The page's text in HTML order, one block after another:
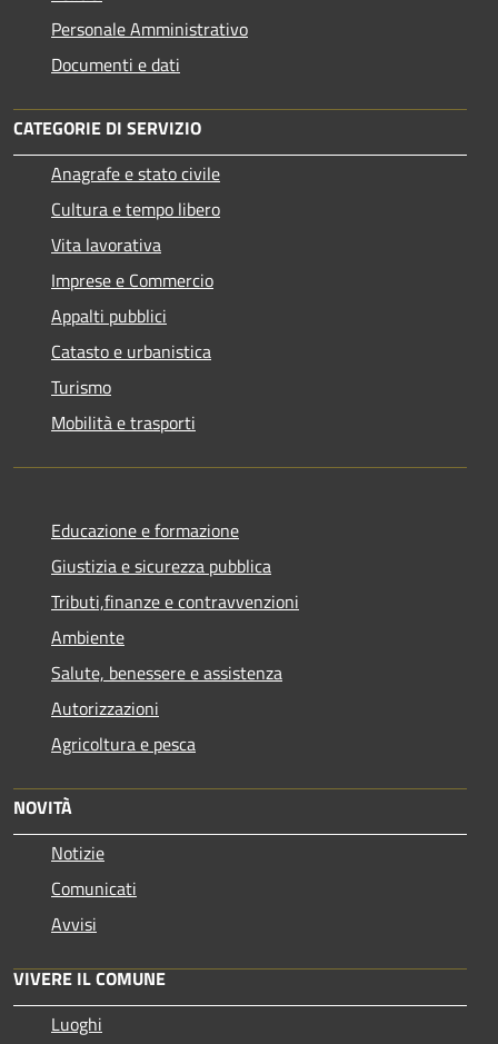
Personale Amministrativo
Documenti e dati
CATEGORIE DI SERVIZIO
Anagrafe e stato civile
Cultura e tempo libero
Vita lavorativa
Imprese e Commercio
Appalti pubblici
Catasto e urbanistica
Turismo
Mobilità e trasporti
Educazione e formazione
Giustizia e sicurezza pubblica
Tributi,finanze e contravvenzioni
Ambiente
Salute, benessere e assistenza
Autorizzazioni
Agricoltura e pesca
NOVITÀ
Notizie
Comunicati
Avvisi
VIVERE IL COMUNE
Luoghi